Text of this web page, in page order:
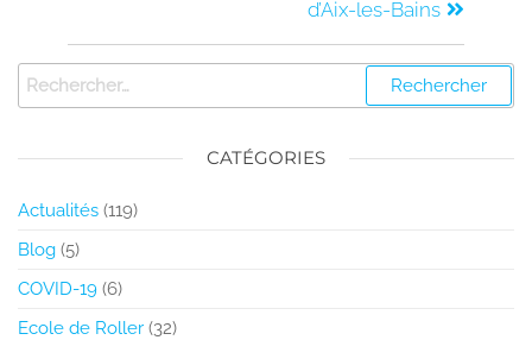
d’Aix-les-Bains
CATÉGORIES
Actualités (119)
Blog (5)
COVID-19 (6)
Ecole de Roller (32)